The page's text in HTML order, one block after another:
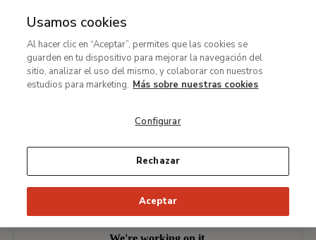
MENÚ
contenido
principal
Ruta
de
ConectaThyssen Publicaciones Digitales Thyssen
Tejiendo vidas, contando
cuadros
Publicación
Usamos cookies
Al hacer clic en “Aceptar”, permites que las cookies se
guarden en tu dispositivo para mejorar la navegación del
sitio, analizar el uso del mismo, y colaborar con nuestros
estudios para marketing. Más sobre nuestras cookies
Configurar
Rechazar
Aceptar